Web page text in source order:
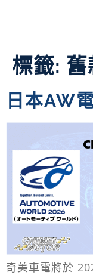
標籤: 舊
日本AW
奇美車電將於